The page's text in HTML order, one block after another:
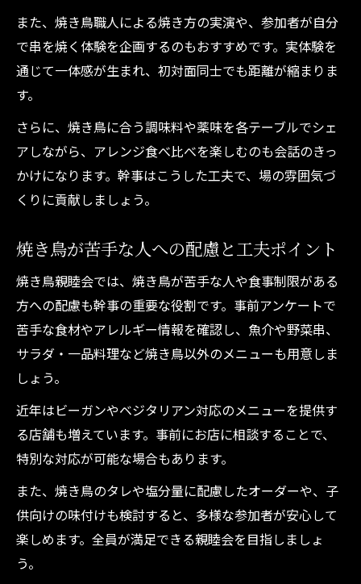
また、焼き鳥職人による焼き方の実演や、参加者が自分
で串を焼く体験を企画するのもおすすめです。実体験を
通じて一体感が生まれ、初対面同士でも距離が縮まりま
す。
さらに、焼き鳥に合う調味料や薬味を各テーブルでシェ
アしながら、アレンジ食べ比べを楽しむのも会話のきっ
かけになります。幹事はこうした工夫で、場の雰囲気づ
くりに貢献しましょう。
焼き鳥が苦手な人への配慮と工夫ポイント
焼き鳥親睦会では、焼き鳥が苦手な人や食事制限がある
方への配慮も幹事の重要な役割です。事前アンケートで
苦手な食材やアレルギー情報を確認し、魚介や野菜串、
サラダ・一品料理など焼き鳥以外のメニューも用意しま
しょう。
近年はビーガンやベジタリアン対応のメニューを提供す
る店舗も増えています。事前にお店に相談することで、
特別な対応が可能な場合もあります。
また、焼き鳥のタレや塩分量に配慮したオーダーや、子
供向けの味付けも検討すると、多様な参加者が安心して
楽しめます。全員が満足できる親睦会を目指しましょ
う。